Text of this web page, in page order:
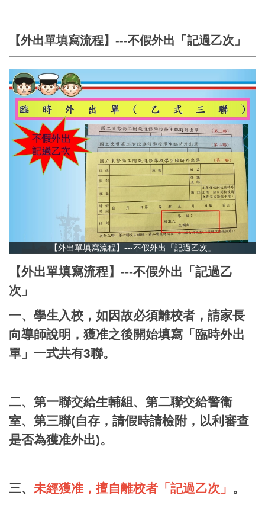
【外出單填寫流程】---不假外出「記過乙次」
【外出單填寫流程】---不假外出「記過乙次」
【外出單填寫流程】---不假外出「記過乙
次」
一、學生入校，如因故必須離校者，請家長
向導師說明，獲准之後開始填寫「臨時外出
單」 一式共有3聯。
二、第一聯交給生輔組、第二聯交給警衛
室、第三聯(自存，請假時請檢附，以利審查
是否為獲准外出)。
三、 未經獲准，擅自離校者「記過乙次」 。